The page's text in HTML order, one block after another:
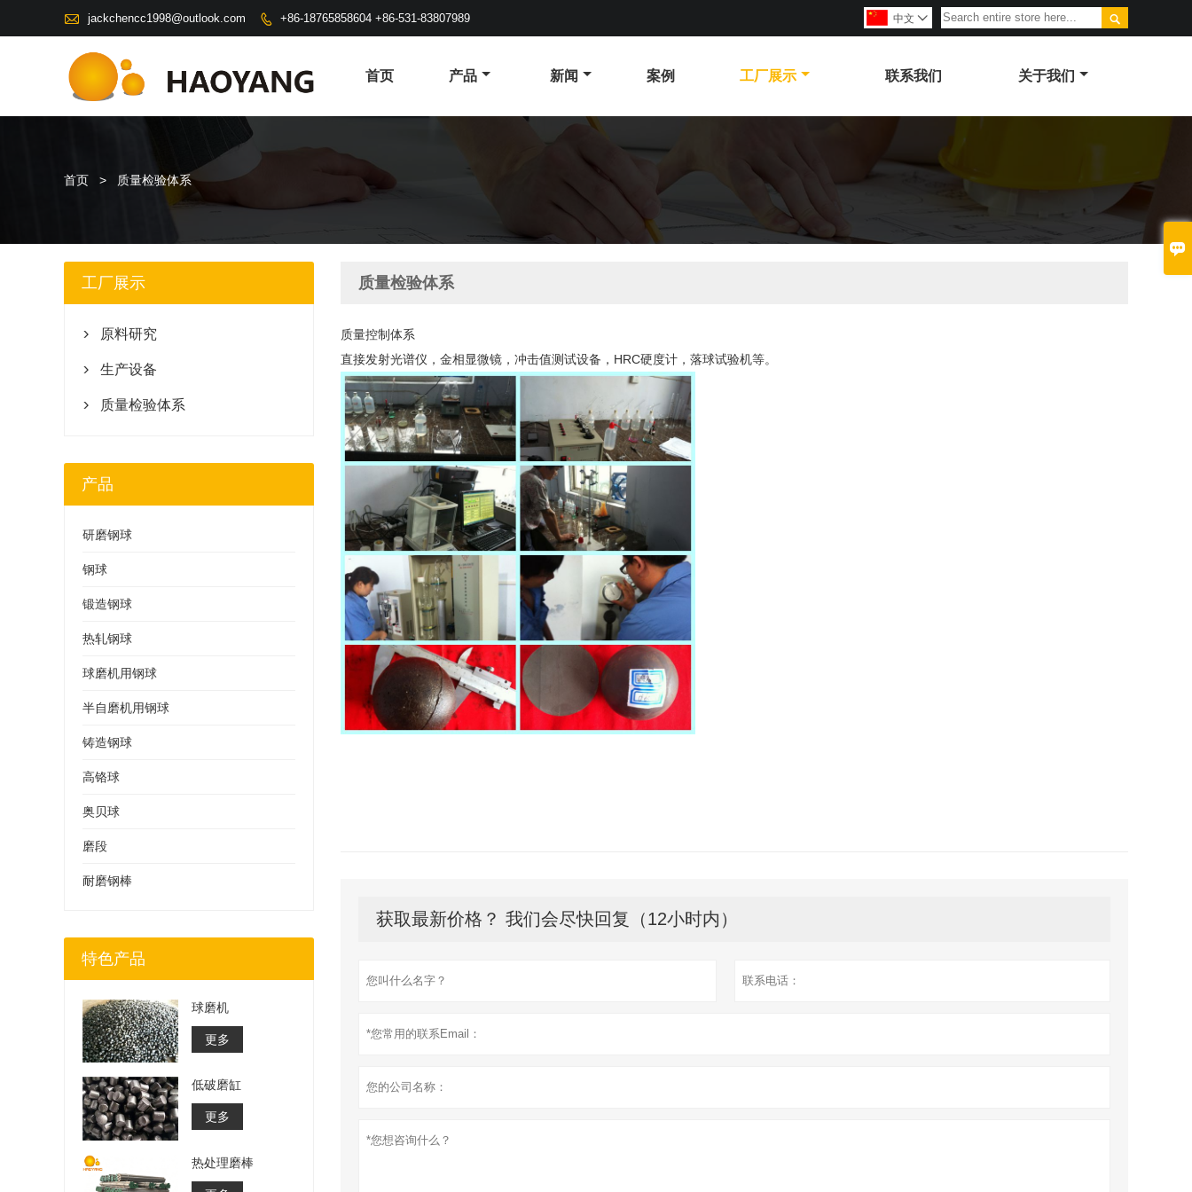

 jackchencc1998@outlook.com  +86-18765858604 +86-531-83807989 
中文 
首页 产品 新闻 案例 工厂展示 联系我们 关于我们
首页 > 质量检验体系
质量检验体系
质量控制体系
直接发射光谱仪，金相显微镜，冲击值测试设备，HRC硬度计，落球试验机等。
获取最新价格？ 我们会尽快回复（12小时内）
工厂展示
 原料研究
 生产设备
 质量检验体系
产品
研磨钢球
钢球
锻造钢球
热轧钢球
球磨机用钢球
半自磨机用钢球
铸造钢球
高铬球
奥贝球
磨段
耐磨钢棒
特色产品
球磨机
更多
低破磨缸
更多
热处理磨棒